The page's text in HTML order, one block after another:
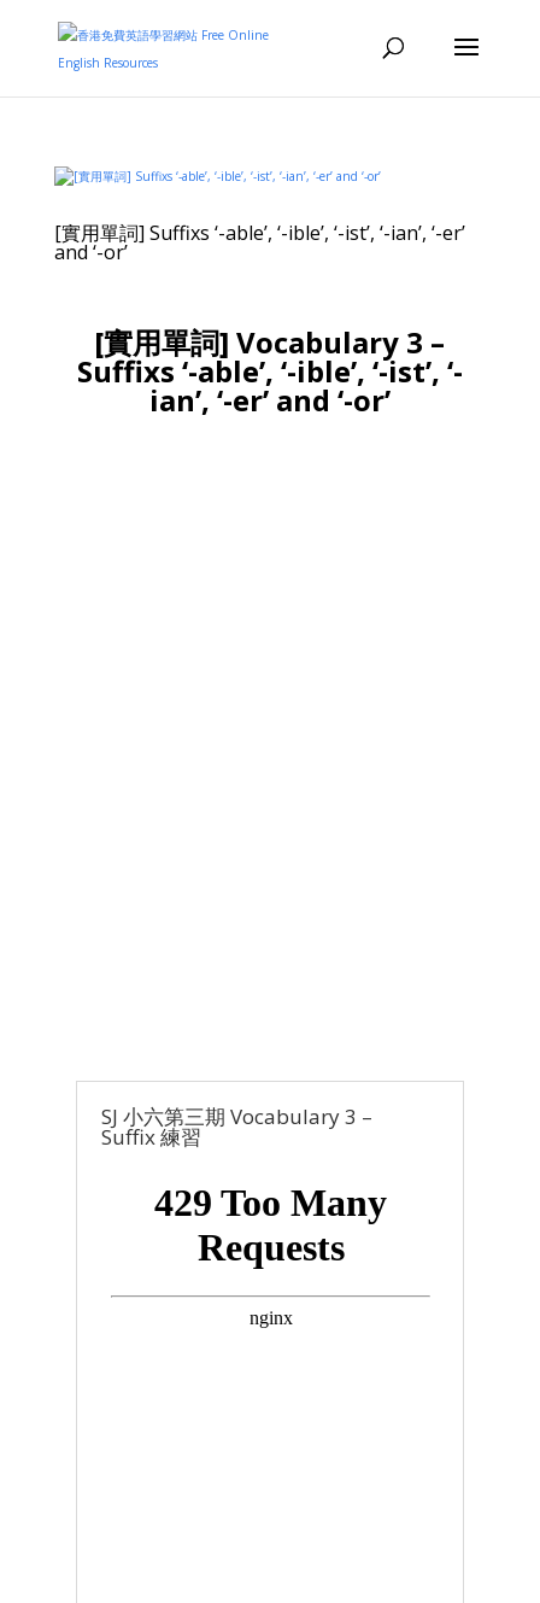
[實用單詞] Suffixs ‘-able’, ‘-ible’, ‘-ist’, ‘-ian’, ‘-er’
and ‘-or’
[實用單詞]Vocabulary 3 –
Suffixs ‘-able’, ‘-ible’, ‘-ist’, ‘-
ian’, ‘-er’ and ‘-or’
SJ 小六第三期 Vocabulary 3 –
Suffix 練習